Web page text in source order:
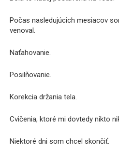
Počas nasledujúcich mesiacov
venoval.
Naťahovanie.
Posilňovanie.
Korekcia držania tela.
Cvičenia, ktoré mi dovtedy nikto
Niektoré dni som chcel skončiť.